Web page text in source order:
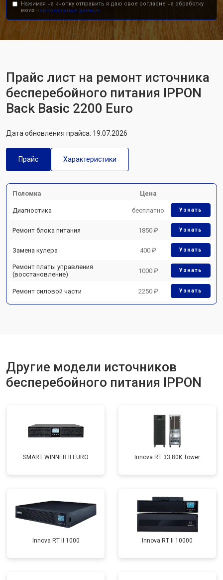
Нажимая на кнопку отправить я даю свое согласие на обработку
моих персональных данных.
Прайс лист на ремонт источника
бесперебойного питания IPPON
Back Basic 2200 Euro
Дата обновления прайса: 19.07.2026
Прайс Характеристики
Поломка Цена
Диагностика бесплатно Узнать
Ремонт блока питания 1850 ₽ Узнать
Замена кулера 400 ₽ Узнать
Ремонт платы управления
(восстановление)
1000 ₽ Узнать
Ремонт силовой части 2250 ₽ Узнать
Другие модели источников
бесперебойного питания IPPON
SMART WINNER II EURO Innova RT 33 80K Tower
Innova RT II 1000 Innova RT II 10000